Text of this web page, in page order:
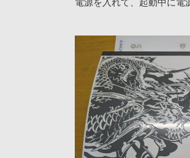
電源を入れて、起動中に電